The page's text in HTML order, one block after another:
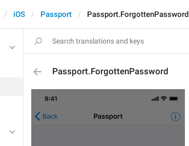
iOS Passport Passport.ForgottenPassword
Passport.ForgottenPassword